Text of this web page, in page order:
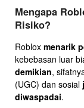
Mengapa
Risiko?
Roblox menarik
kebebasan luar
demikian,
(UGC) dan sosial
diwaspadai.